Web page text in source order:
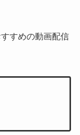
すめの動画配信